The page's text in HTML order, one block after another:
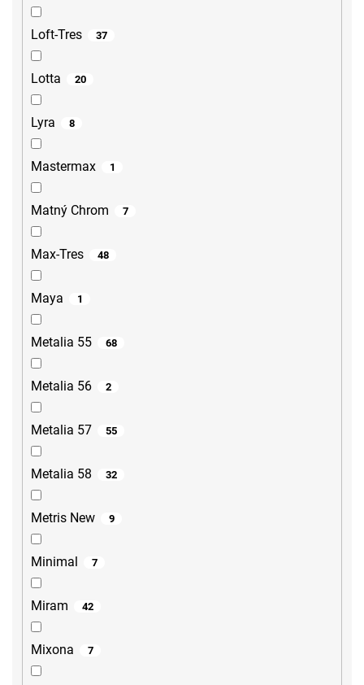
Loft-Tres 37
Lotta 20
Lyra 8
Mastermax 1
Matný Chrom 7
Max-Tres 48
Maya 1
Metalia 55 68
Metalia 56 2
Metalia 57 55
Metalia 58 32
Metris New 9
Minimal 7
Miram 42
Mixona 7